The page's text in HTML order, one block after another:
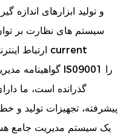
و تولید ابزارهای
سیستم های نظارت بر
current
گذرانده است، ما
پیشرفته، تجهیزات تولید و
یک سیستم مدیریت جامع